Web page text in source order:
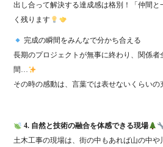
出し合って解決する達成感は格別！「仲間
く残ります
完成の瞬間をみんなで分かち合える
長期のプロジェクトが無事に終わり、関係
間…
その時の感動は、言葉では表せないくらいの
4. 自然と技術の融合を体感できる現場
土木工事の現場は、街の中もあれば山の中